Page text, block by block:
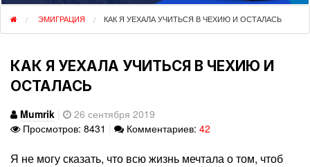
ЭМИГРАЦИЯ КАК Я УЕХАЛА УЧИТЬСЯ В ЧЕХИЮ И ОСТАЛАСЬ
КАК Я УЕХАЛА УЧИТЬСЯ В ЧЕХИЮ И
ОСТАЛАСЬ
Mumrik
26 сентября 2019
Просмотров: 8431
Комментариев: 42
Я не могу сказать, что всю жизнь мечтала о том, чтоб